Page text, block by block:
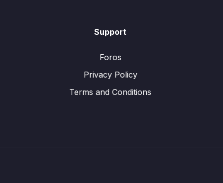
Support
Foros
Privacy Policy
Terms and Conditions